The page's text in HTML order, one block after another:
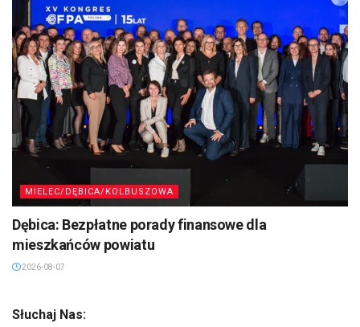
MIELEC/DĘBICA/KOLBUSZOWA
Dębica: Bezpłatne porady finansowe dla
mieszkańców powiatu
2026-08-07
Słuchaj Nas: